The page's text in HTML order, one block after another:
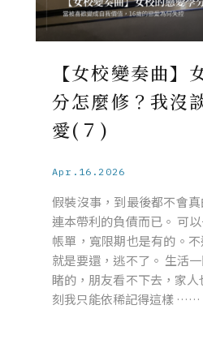
【女校變奏曲】
分怎麼修？我沒
愛(７)
Apr.16.2026
假裝沒事，到最後都不會
連本帶利的負債而已。 可
帳單，寬限期也是有的。
就是要還，逃不了。 生活
睹的，朋友看不下去，家
刻我只能依稀記得這樣 ……